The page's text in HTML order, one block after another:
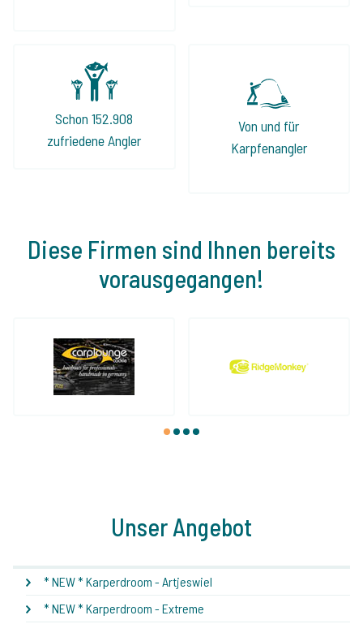
Schon 152.908
zufriedene Angler
Von und für
Karpfenangler
Diese Firmen sind Ihnen bereits
vorausgegangen!
1 2 3 4
Unser Angebot
* NEW * Karperdroom - Artjeswiel
* NEW * Karperdroom - Extreme